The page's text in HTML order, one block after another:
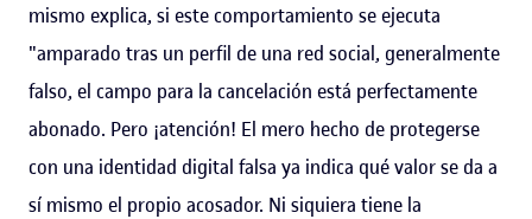
mismo explica, si este comportamiento se ejecuta
"amparado tras un perfil de una red social, generalmente
falso, el campo para la cancelación está perfectamente
abonado. Pero ¡atención! El mero hecho de protegerse
con una identidad digital falsa ya indica qué valor se da a
sí mismo el propio acosador. Ni siquiera tiene la